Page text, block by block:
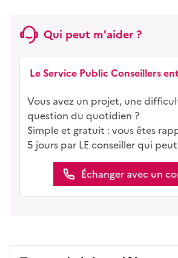
Qui peut m'aider ?
Le Service Public Conseillers
Vous avez un projet, une
question du quotidien ?
Simple et gratuit : vous êtes
5 jours par LE conseiller qui
Échanger avec un